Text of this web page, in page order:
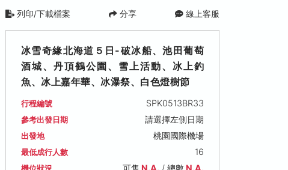
列印/下載檔案 分享 線上客服
冰雪奇緣北海道５日-破冰船、池田葡萄
酒城、丹頂鶴公園、雪上活動、冰上釣
魚、冰上嘉年華、冰瀑祭、白色燈樹節
行程編號 SPK0513BR33
參考出發日期 請選擇左側日期
出發地 桃園國際機場
最低成行人數 16
可售 N.A./ 總數N.A.